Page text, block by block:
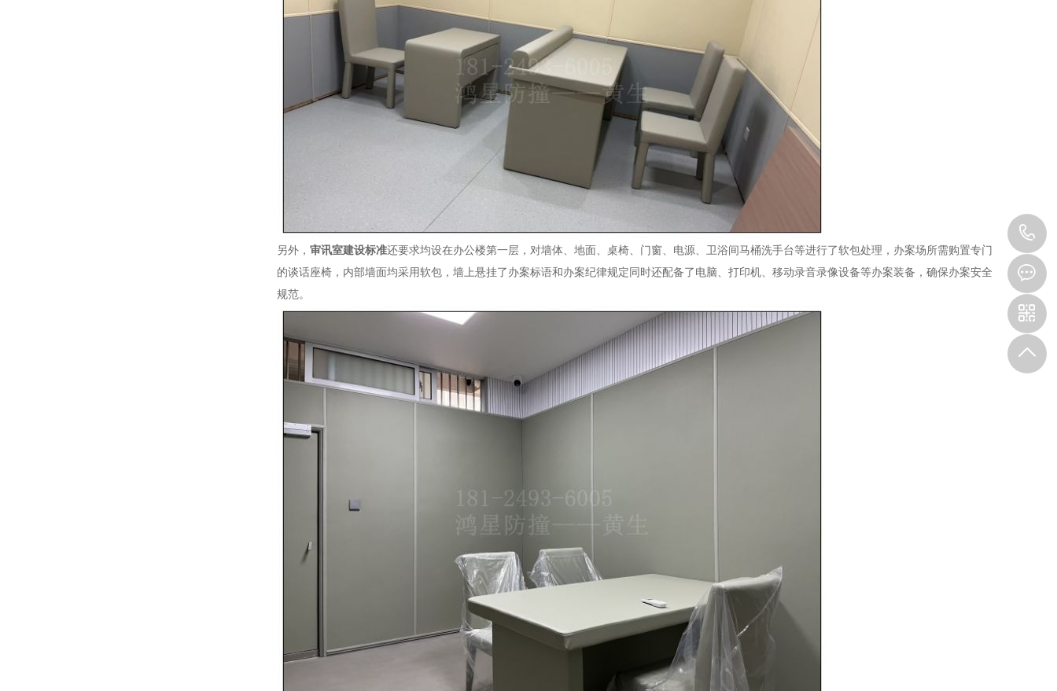
另外， 审讯室建设标准还要求均设在办公楼第一层，对墙体、地面、桌椅、门窗、电源、卫浴间马桶洗手台等进行了软包处理，办案场所需购置专门
的谈话座椅，内部墙面均采用软包，墙上悬挂了办案标语和办案纪律规定同时还配备了电脑、打印机、移动录音录像设备等办案装备，确保办案安全
规范。